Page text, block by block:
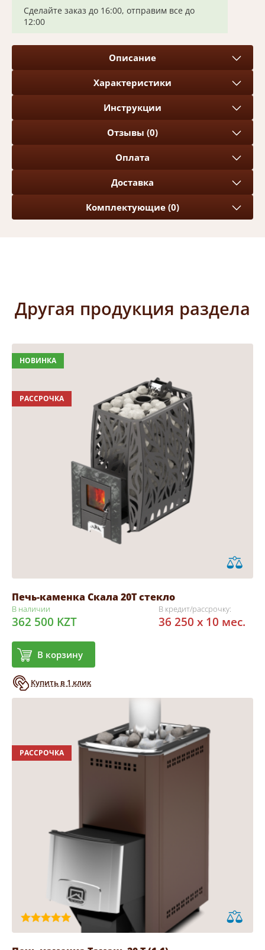
Сделайте заказ до 16:00, отправим все до
12:00
Описание
Характеристики
Инструкции
Отзывы (0)
Оплата
Доставка
Комплектующие (0)
Другая продукция раздела
НОВИНКА
РАССРОЧКА
Печь-каменка Скала 20Т стекло
В наличии
362 500 KZT
В корзину
Купить в 1 клик
В кредит/рассрочку:
36 250 x 10 мес.
РАССРОЧКА